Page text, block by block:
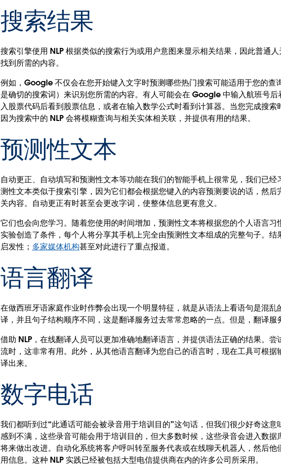
搜索结果
搜索引擎使用 NLP 根据类似的搜索行为或用户意图来显示相关结果，因此普通
找到所需的内容。
例如，Google 不仅会在您开始键入文字时预测哪些热门搜索可能适用于您的查
是确切的搜索词）来识别您所需的内容。有人可能会在 Google 中输入航班号
入股票代码后看到股票信息，或者在输入数学公式时看到计算器。当您完成搜索
因为搜索中的 NLP 会将模糊查询与相关实体相关联，并提供有用的结果。
预测性文本
自动更正、自动填写和预测性文本等功能在我们的智能手机上很常见，我们已
测性文本类似于搜索引擎，因为它们都会根据您键入的内容预测要说的话，然后
关内容。自动更正有时甚至会更改字词，使整体信息更有意义。
它们也会向您学习。随着您使用的时间增加，预测性文本将根据您的个人语言习
实验创造了条件，每个人将分享其手机上完全由预测性文本组成的完整句子。结
启发性； 多家媒体机构甚至对此进行了重点报道。
语言翻译
在做西班牙语家庭作业时作弊会出现一个明显特征，就是从语法上看语句是混乱
译，并且句子结构顺序不同，这是翻译服务过去常常忽略的一点。但是，翻译服
借助 NLP，在线翻译人员可以更加准确地翻译语言，并提供语法正确的结果。
流时，这非常有用。此外，从其他语言翻译为您自己的语言时，现在工具可根据
译出来。
数字电话
我们都听到过“此通话可能会被录音用于培训目的”这句话，但我们很少好奇这
感到不满，这些录音可能会用于培训目的，但大多数时候，这些录音会进入数据
将来做出改进。自动化系统将客户呼叫转至服务代表或在线聊天机器人，然后
用信息。这种 NLP 实践已经被包括大型电信提供商在内的许多公司所采用。